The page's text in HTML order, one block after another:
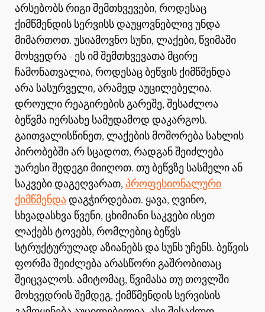
არსებობს რიგი შემთხვევები, როდესაც
ქიმწმენდის სერვისს დაუყოვნებლივ უნდა
მიმართოთ. უსიამოვნო სუნი, ლაქები, წვიმაში
მოხვედრა - ეს იმ შემთხვევათა მცირე
ჩამონათვალია, როდესაც ბეწვის ქიმწმენდა
არა სასურველი, არამედ აუცილებელია.
დროული რეაგირების გარეშე, შესაძლოა
ბეწვმა იერსახე სამუდამოდ დაკარგოს.
გაითვალისწინეთ, ლაქების მოშორება სახლის
პირობებში არ სცადოთ, რადგან შეიძლება
უარესი შედეგი მიიღოთ. თუ ბეწვზე სასმელი ან
საკვები დაგეღვარათ, პროფესიონალური
ქიმწმენდადაგჭირდებათ. ყავა, ღვინო,
სხვადასხვა წვენი, ცხიმიანი საკვები ისეთ
ლაქებს ტოვებს, რომლებიც ბეწვს
სტრუქტურულად აზიანებს და სუნს უჩენს. ბეწვის
ფორმა შეიძლება არასწორი გაშრობითაც
შეიცვალოს. ამიტომაც, წვიმასა თუ თოვლში
მოხვედრის შემდეგ, ქიმწმენდის სერვისის